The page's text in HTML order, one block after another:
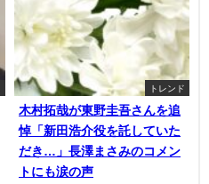
トレンド
木村拓哉が東野圭吾さんを追
悼「新田浩介役を託していた
だき…」長澤まさみのコメン
トにも涙の声